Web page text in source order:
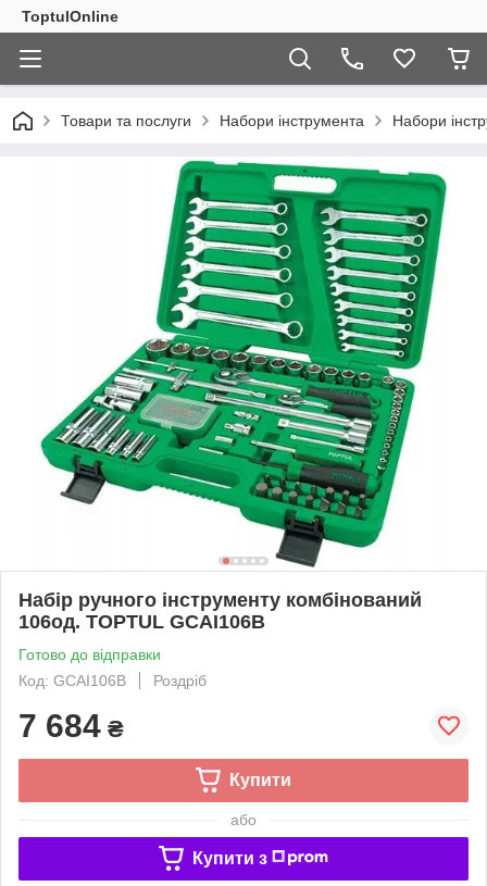
ToptulOnline
Товари та послуги Набори інструмента Набори
Набір ручного інструменту комбінований
106од. TOPTUL GCAI106B
Готово до відправки
Код: GCAI106B
Роздріб
7 684 ₴
Купити
або
Купити з